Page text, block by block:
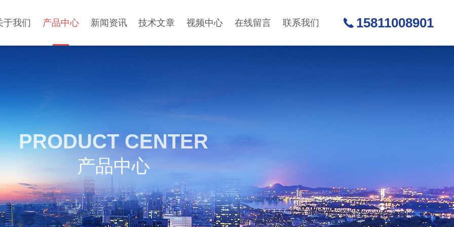
于我们 产品中心 新闻资讯 技术文章 视频中心 在线留言 联系我们 15811008901
PRODUCT CENTER
产品中心